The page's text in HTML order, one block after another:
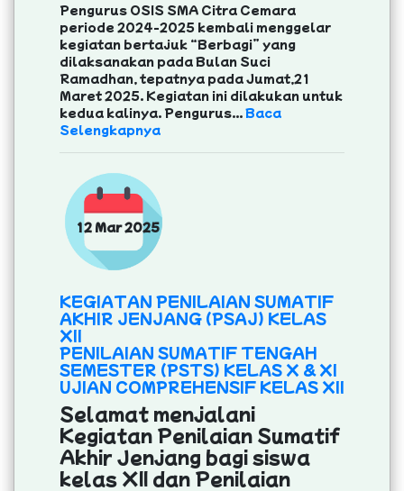
Pengurus OSIS SMA Citra Cemara
periode 2024-2025 kembali menggelar
kegiatan bertajuk “Berbagi” yang
dilaksanakan pada Bulan Suci
Ramadhan, tepatnya pada Jumat,21
Maret 2025. Kegiatan ini dilakukan untuk
kedua kalinya. Pengurus...Baca
Selengkapnya
12 Mar 2025
KEGIATAN PENILAIAN SUMATIF
AKHIR JENJANG (PSAJ) KELAS
XII
PENILAIAN SUMATIF TENGAH
SEMESTER (PSTS) KELAS X & XI
UJIAN COMPREHENSIF KELAS XII
Selamat menjalani
Kegiatan Penilaian Sumatif
Akhir Jenjang bagi siswa
kelas XII dan Penilaian